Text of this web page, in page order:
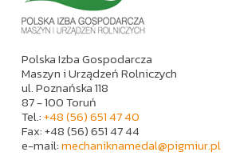
Polska Izba Gospodarcza
Maszyn i Urządzeń Rolniczych
ul. Poznańska 118
87 - 100 Toruń
Tel.:+48 (56) 651 47 40
Fax: +48 (56) 651 47 44
e-mail:mechaniknamedal@pigmiur.pl